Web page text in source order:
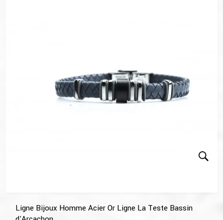
Ligne Bijoux Homme Acier Or Ligne La Teste Bassin